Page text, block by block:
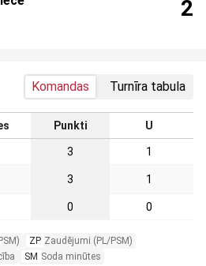
2
Komandas Turnīra tabula
Punkti U
3 1
3 1
0 0
ZP Zaudējumi (PL/PSM)
SM Soda minūtes